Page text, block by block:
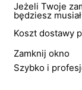
Jeżeli Twoje
będziesz
Koszt dostawy
Zamknij okno
Szybko i